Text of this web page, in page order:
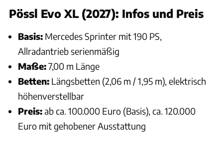
Pössl Evo XL (2027): Infos und Preis
Basis: Mercedes Sprinter mit 190 PS,
Allradantrieb serienmäßig
Maße:7,00 m Länge
Betten: Längsbetten (2,06 m / 1,95 m), elektrisch
höhenverstellbar
Preis:ab ca. 100.000 Euro (Basis), ca. 120.000
Euro mit gehobener Ausstattung